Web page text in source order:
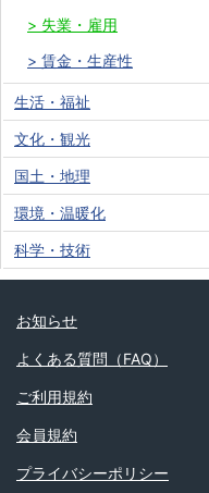
失業・雇用
賃金・生産性
生活・福祉
文化・観光
国土・地理
環境・温暖化
科学・技術
お知らせ
よくある質問（FAQ）
ご利用規約
会員規約
プライバシーポリシー